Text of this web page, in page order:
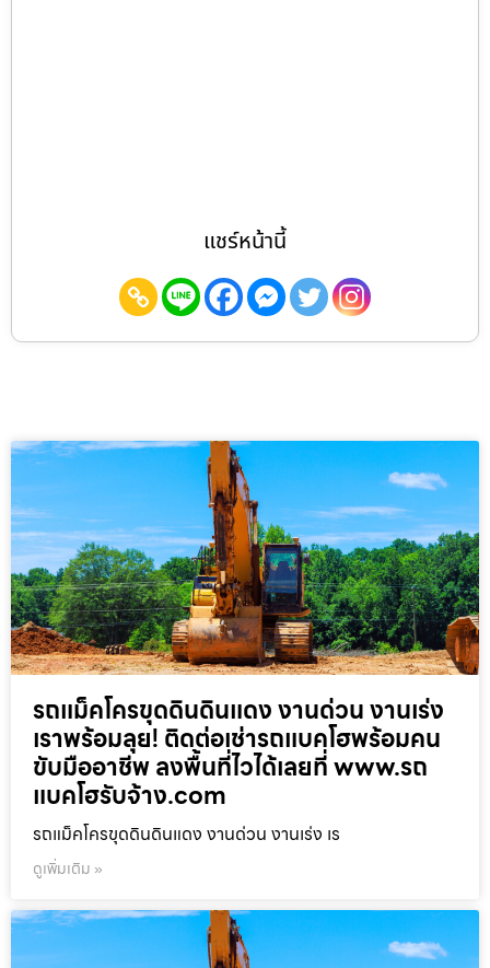
แชร์หน้านี้
รถแม็คโครขุดดินดินแดง งานด่วน งานเร่ง
เราพร้อมลุย! ติดต่อเช่ารถแบคโฮพร้อมคน
ขับมืออาชีพ ลงพื้นที่ไวได้เลยที่ www.รถ
แบคโฮรับจ้าง.com
รถแม็คโครขุดดินดินแดง งานด่วน งานเร่ง เร
ดูเพิ่มเติม »